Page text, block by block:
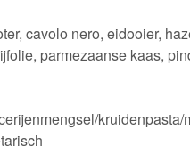
cavolo nero, eidooier,
parmezaanse kaas,
kruidenpasta/